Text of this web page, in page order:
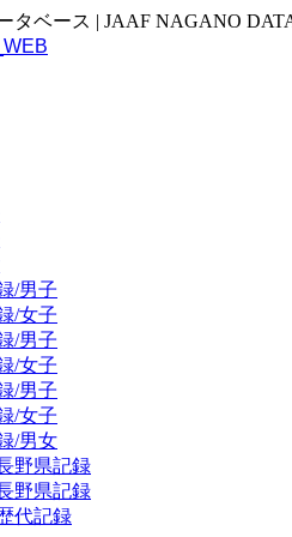
タベース | JAAF NAGANO
/男子
/女子
/男子
/女子
/男子
/女子
/男女
野県記録
野県記録
代記録